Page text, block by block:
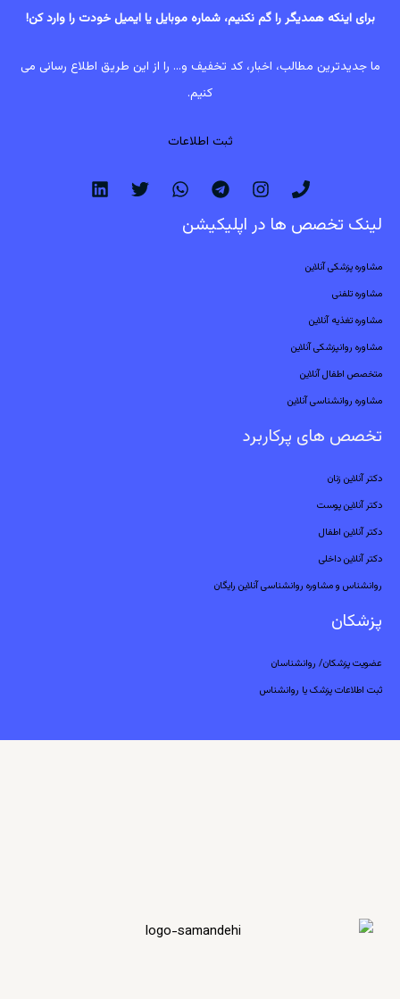
برای اینکه همدیگر را گم نکنیم، شماره موبایل یا ایمیل خودت را وارد کن!
ما جدیدترین مطالب، اخبار، کد تخفیف و... را از این طریق اطلاع رسانی می
کنیم.
ثبت اطلاعات
لینک تخصص ها در اپلیکیشن
مشاوره پزشکی آنلاین
مشاوره تلفنی
مشاوره تغذیه آنلاین
مشاوره روانپزشکی آنلاین
متخصص اطفال آنلاین
مشاوره روانشناسی آنلاین
تخصص های پرکاربرد
دکتر آنلاین زنان
دکتر آنلاین پوست
دکتر آنلاین اطفال
دکتر آنلاین داخلی
روانشناس و مشاوره روانشناسی آنلاین رایگان
پزشکان
عضویت پزشکان/ روانشناسان
ثبت اطلاعات پزشک یا روانشناس